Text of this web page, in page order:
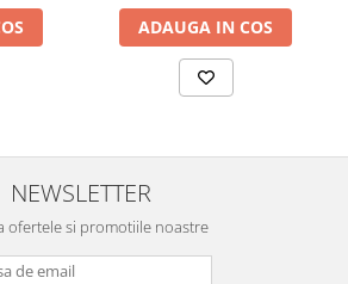
ADAUGA IN COS
NEWSLETTER
ofertele si promotiile noastre